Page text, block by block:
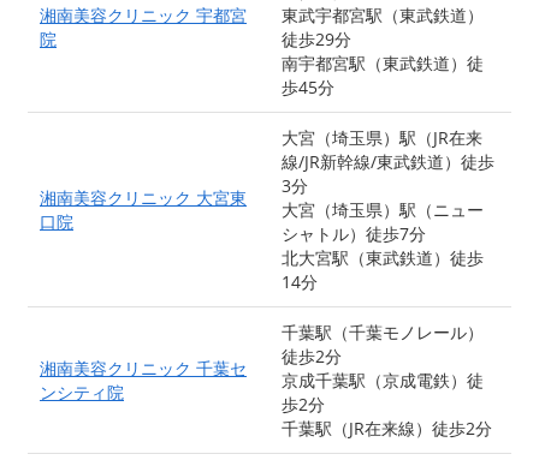
湘南美容クリニック 宇都宮
院
東武宇都宮駅（東武鉄道）
徒歩29分
南宇都宮駅（東武鉄道）徒
歩45分
湘南美容クリニック 大宮東
口院
大宮（埼玉県）駅（JR在来
線/JR新幹線/東武鉄道）徒歩
3分
大宮（埼玉県）駅（ニュー
シャトル）徒歩7分
北大宮駅（東武鉄道）徒歩
14分
湘南美容クリニック 千葉セ
ンシティ院
千葉駅（千葉モノレール）
徒歩2分
京成千葉駅（京成電鉄）徒
歩2分
千葉駅（JR在来線）徒歩2分